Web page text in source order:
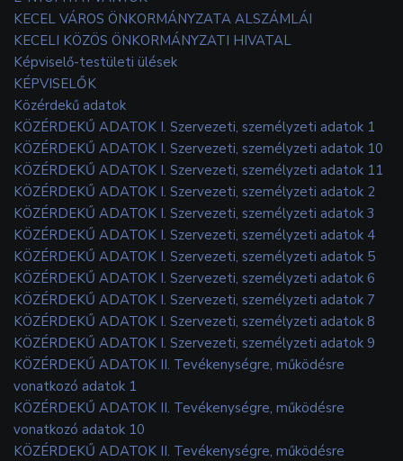
KECEL VÁROS ÖNKORMÁNYZATA ALSZÁMLÁI
KECELI KÖZÖS ÖNKORMÁNYZATI HIVATAL
Képviselő-testületi ülések
KÉPVISELŐK
Közérdekű adatok
KÖZÉRDEKŰ ADATOK I. Szervezeti, személyzeti adatok 1
KÖZÉRDEKŰ ADATOK I. Szervezeti, személyzeti adatok 10
KÖZÉRDEKŰ ADATOK I. Szervezeti, személyzeti adatok 11
KÖZÉRDEKŰ ADATOK I. Szervezeti, személyzeti adatok 2
KÖZÉRDEKŰ ADATOK I. Szervezeti, személyzeti adatok 3
KÖZÉRDEKŰ ADATOK I. Szervezeti, személyzeti adatok 4
KÖZÉRDEKŰ ADATOK I. Szervezeti, személyzeti adatok 5
KÖZÉRDEKŰ ADATOK I. Szervezeti, személyzeti adatok 6
KÖZÉRDEKŰ ADATOK I. Szervezeti, személyzeti adatok 7
KÖZÉRDEKŰ ADATOK I. Szervezeti, személyzeti adatok 8
KÖZÉRDEKŰ ADATOK I. Szervezeti, személyzeti adatok 9
KÖZÉRDEKŰ ADATOK II. Tevékenységre, működésre
vonatkozó adatok 1
KÖZÉRDEKŰ ADATOK II. Tevékenységre, működésre
vonatkozó adatok 10
KÖZÉRDEKŰ ADATOK II. Tevékenységre, működésre